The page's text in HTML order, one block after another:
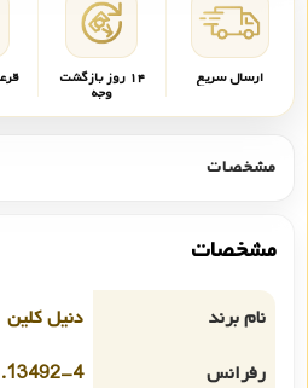
ارسال سریع ۱۴ روز بازگشت
وجه
مشخصات
مشخصات
نام برند
دنیل کلین
رفرانس
4